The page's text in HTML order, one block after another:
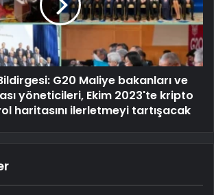
G20 Maliye bakanları ve
yöneticileri, Ekim 2023'te kripto
haritasını ilerletmeyi tartışacak